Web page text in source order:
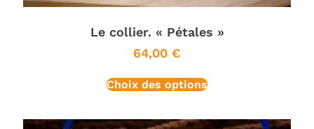
Le collier. « Pétales »
64,00 €
Choix des options